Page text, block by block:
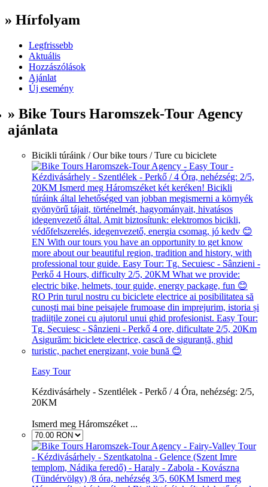
» Hírfolyam
Legfrissebb
Aktuális
Hozzászólások
Ajánlat
Új esemény
» Bike Tours Haromszek-Tour Agency
ajánlata
Bicikli túráink / Our bike tours / Ture cu biciclete
Easy Tour
Kézdivásárhely - Szentlélek - Perkő / 4 Óra, nehézség: 2/5,
20KM
Ismerd meg Háromszéket ...